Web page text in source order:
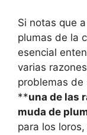
Si notas que
plumas de la
esencial
varias
problemas de
**una de las
muda de
para los